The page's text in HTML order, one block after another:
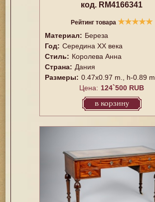
код. RM4166341
Рейтинг товара ★★★★★
Материал: Береза
Год: Середина XX векa
Стиль: Королева Анна
Страна: Дания
Размеры: 0.47x0.97 m., h-0.89 m.
Цена: 124`500 RUB
в корзину